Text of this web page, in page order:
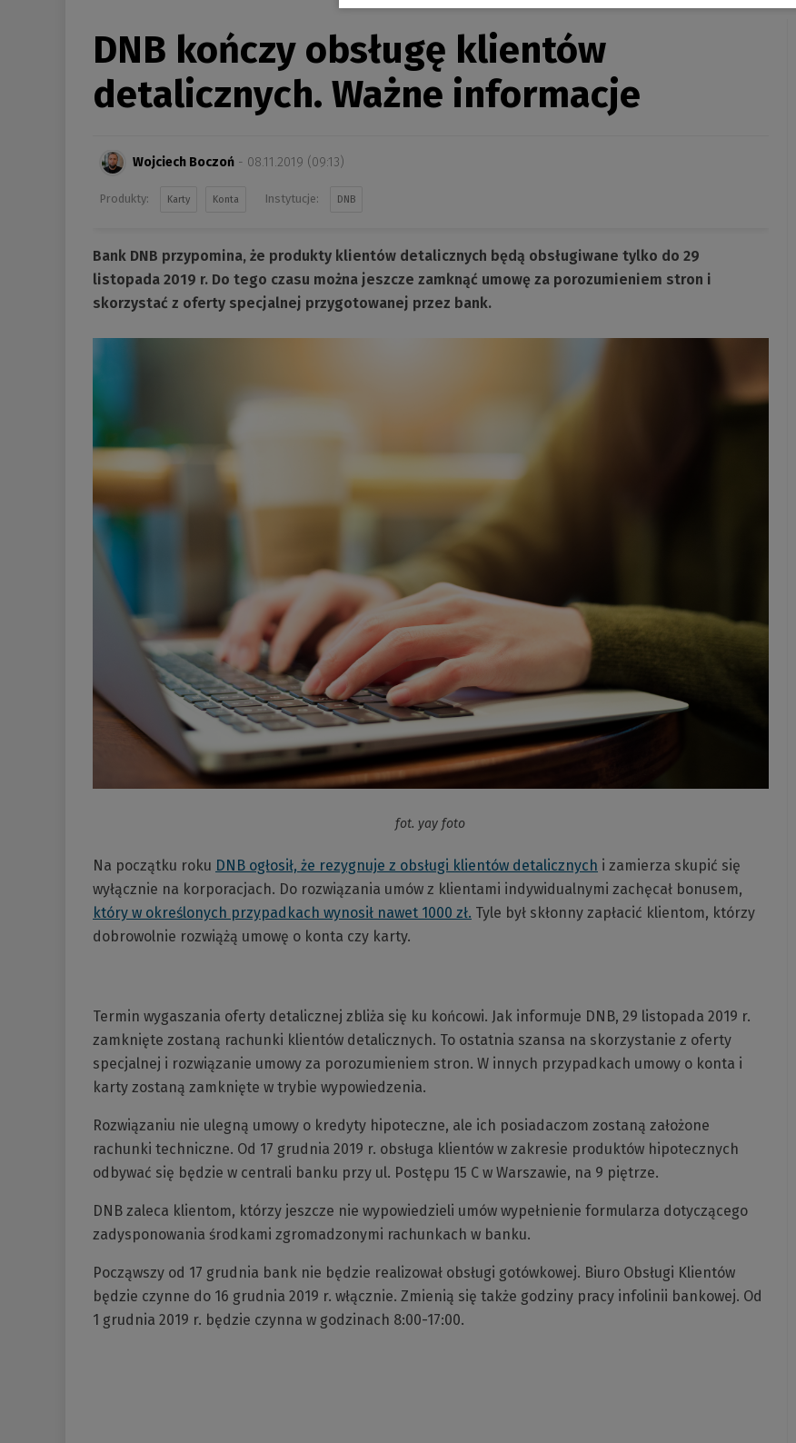
DNB kończy obsługę klientów
detalicznych. Ważne informacje
Wojciech Boczoń - 08.11.2019 (09:13)
Karty Konta DNB
Bank DNB przypomina, że produkty klientów detalicznych będą obsługiwane tylko do 29
listopada 2019 r. Do tego czasu można jeszcze zamknąć umowę za porozumieniem stron i
skorzystać z oferty specjalnej przygotowanej przez bank.
fot. yay foto
Na początku roku DNB ogłosił, że rezygnuje z obsługi klientów detalicznych i zamierza skupić się
wyłącznie na korporacjach. Do rozwiązania umów z klientami indywidualnymi zachęcał bonusem,
który w określonych przypadkach wynosił nawet 1000 zł. Tyle był skłonny zapłacić klientom, którzy
dobrowolnie rozwiążą umowę o konta czy karty.
Termin wygaszania oferty detalicznej zbliża się ku końcowi. Jak informuje DNB, 29 listopada 2019 r.
zamknięte zostaną rachunki klientów detalicznych. To ostatnia szansa na skorzystanie z oferty
specjalnej i rozwiązanie umowy za porozumieniem stron. W innych przypadkach umowy o konta i
karty zostaną zamknięte w trybie wypowiedzenia.
Rozwiązaniu nie ulegną umowy o kredyty hipoteczne, ale ich posiadaczom zostaną założone
rachunki techniczne. Od 17 grudnia 2019 r. obsługa klientów w zakresie produktów hipotecznych
odbywać się będzie w centrali banku przy ul. Postępu 15 C w Warszawie, na 9 piętrze.
DNB zaleca klientom, którzy jeszcze nie wypowiedzieli umów wypełnienie formularza dotyczącego
zadysponowania środkami zgromadzonymi rachunkach w banku.
Począwszy od 17 grudnia bank nie będzie realizował obsługi gotówkowej. Biuro Obsługi Klientów
będzie czynne do 16 grudnia 2019 r. włącznie. Zmienią się także godziny pracy infolinii bankowej. Od
1 grudnia 2019 r. będzie czynna w godzinach 8:00-17:00.
s
-
m
a